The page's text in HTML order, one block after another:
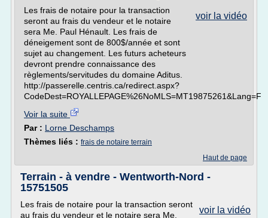
voir la vidéo
Les frais de notaire pour la transaction
seront au frais du vendeur et le notaire
sera Me. Paul Hénault. Les frais de
déneigement sont de 800$/année et sont
sujet au changement. Les futurs acheteurs
devront prendre connaissance des
règlements/servitudes du domaine Aditus.
http://passerelle.centris.ca/redirect.aspx?
CodeDest=ROYALLEPAGE%26NoMLS=MT19875261&Lang=F
Voir la suite
Par : Lorne Deschamps
Thèmes liés : frais de notaire terrain
Haut de page
Terrain - à vendre - Wentworth-Nord -
15751505
voir la vidéo
Les frais de notaire pour la transaction seront
au frais du vendeur et le notaire sera Me.